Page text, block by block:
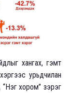
хангах, гэмт
урьдчилан
“Нэг хором” зэрэг